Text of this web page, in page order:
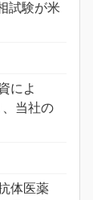
試験が米
によ
当社の
体医薬